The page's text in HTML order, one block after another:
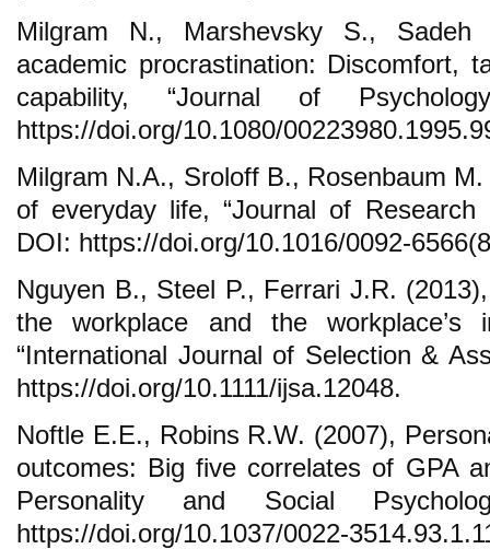
Milgram N., Marshevsky S.,
academic procrastination: Discomfort,
capability, “Journal of
https://doi.org/10.1080/
Milgram N.A., Sroloff B., Rosenbaum
of everyday life, “Journal of Research
DOI: https://doi.org/10.1016/0092-
Nguyen B., Steel P., Ferrari J.R.
the workplace and the workplace’s
“International Journal of Selection &
https://doi.org/10.1111/ijsa.12048.
Noftle E.E., Robins R.W. (2007),
outcomes: Big five correlates of GPA
Personality and Social
https://doi.org/10.1037/0022-